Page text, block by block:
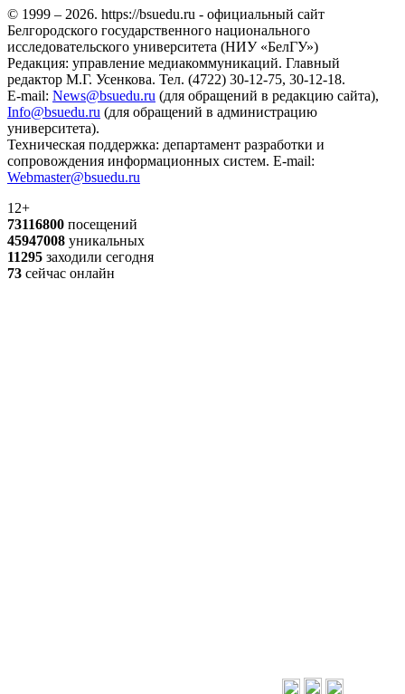
© 1999 – 2026. https://bsuedu.ru - официальный сайт
Белгородского государственного национального
исследовательского университета (НИУ «БелГУ»)
Редакция: управление медиакоммуникаций. Главный
редактор М.Г. Усенкова. Тел. (4722) 30-12-75, 30-12-18.
E-mail: News@bsuedu.ru (для обращений в редакцию сайта),
Info@bsuedu.ru (для обращений в администрацию
университета).
Техническая поддержка: департамент разработки и
сопровождения информационных систем. E-mail:
Webmaster@bsuedu.ru
12+
73116800 посещений
45947008 уникальных
11295 заходили сегодня
73 сейчас онлайн